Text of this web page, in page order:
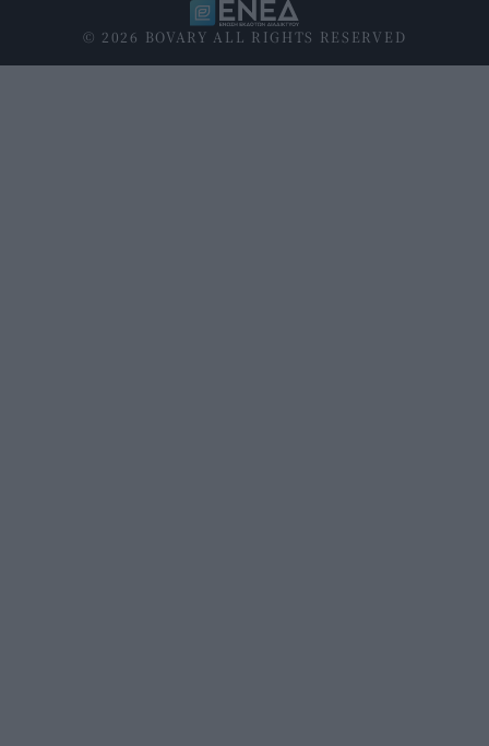
© 2026 BOVARY ALL RIGHTS RESERVED